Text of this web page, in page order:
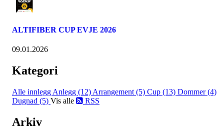
ALTIFIBER CUP EVJE 2026
09.01.2026
Kategori
Alle innlegg Anlegg (12) Arrangement (5) Cup (13) Dommer (4)
Dugnad (5) Vis alle RSS
Arkiv